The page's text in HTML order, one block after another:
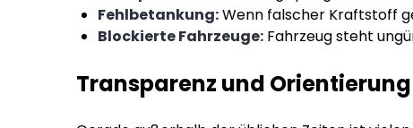
Fehlbetankung:Wenn falscher Kraftstoff
Blockierte Fahrzeuge: Fahrzeug steht
Transparenz und